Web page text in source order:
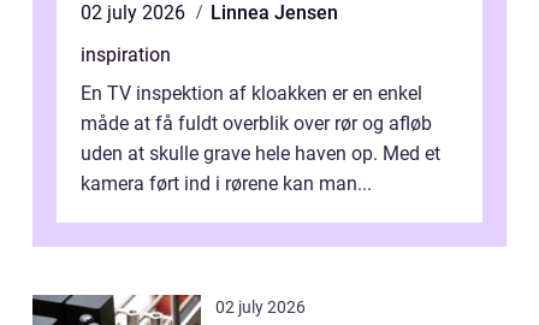
02 july 2026
Linnea Jensen
inspiration
En TV inspektion af kloakken er en enkel
måde at få fuldt overblik over rør og afløb
uden at skulle grave hele haven op. Med et
kamera ført ind i rørene kan man...
02 july 2026